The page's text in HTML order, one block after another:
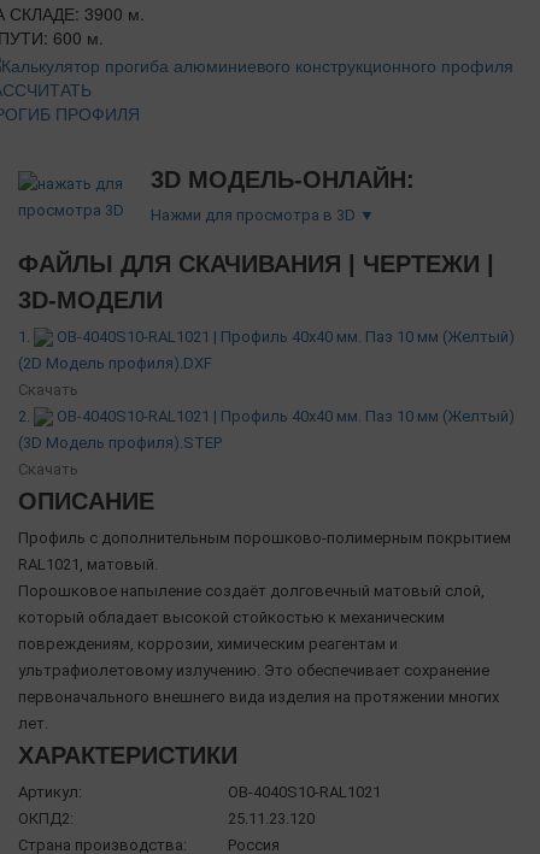
СКЛАДЕ: 3900 м.
600 м.
ПРОФИЛЯ
3D МОДЕЛЬ-ОНЛАЙН:
Нажми для просмотра в 3D ▼
ФАЙЛЫ ДЛЯ СКАЧИВАНИЯ | ЧЕРТЕЖИ |
3D-МОДЕЛИ
1.
OB-4040S10-RAL1021 | Профиль 40х40 мм. Паз 10 мм (Желтый)
(2D Модель профиля).DXF
Скачать
2.
OB-4040S10-RAL1021 | Профиль 40х40 мм. Паз 10 мм (Желтый)
(3D Модель профиля).STEP
Скачать
ОПИСАНИЕ
Профиль с дополнительным порошково-полимерным покрытием
RAL1021, матовый.
Порошковое напыление создаёт долговечный матовый слой,
который обладает высокой стойкостью к механическим
повреждениям, коррозии, химическим реагентам и
ультрафиолетовому излучению. Это обеспечивает сохранение
первоначального внешнего вида изделия на протяжении многих
лет.
ХАРАКТЕРИСТИКИ
Артикул:
OB-4040S10-RAL1021
ОКПД2:
25.11.23.120
Страна производства:
Россия